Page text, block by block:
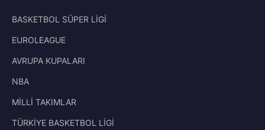
BASKETBOL SÜPER LİGİ
EUROLEAGUE
AVRUPA KUPALARI
NBA
MİLLİ TAKIMLAR
TÜRKİYE BASKETBOL LİGİ